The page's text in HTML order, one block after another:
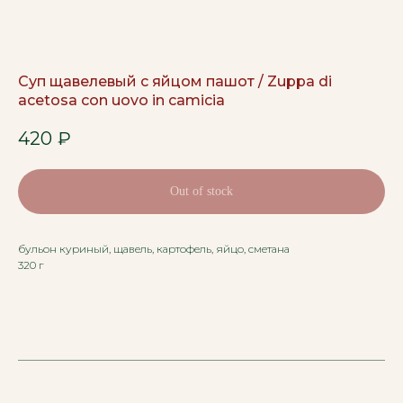
Суп щавелевый с яйцом пашот / Zuppa di
acetosa con uovo in camicia
420 ₽
Out of stock
бульон куриный, щавель, картофель, яйцо, сметана
320 г